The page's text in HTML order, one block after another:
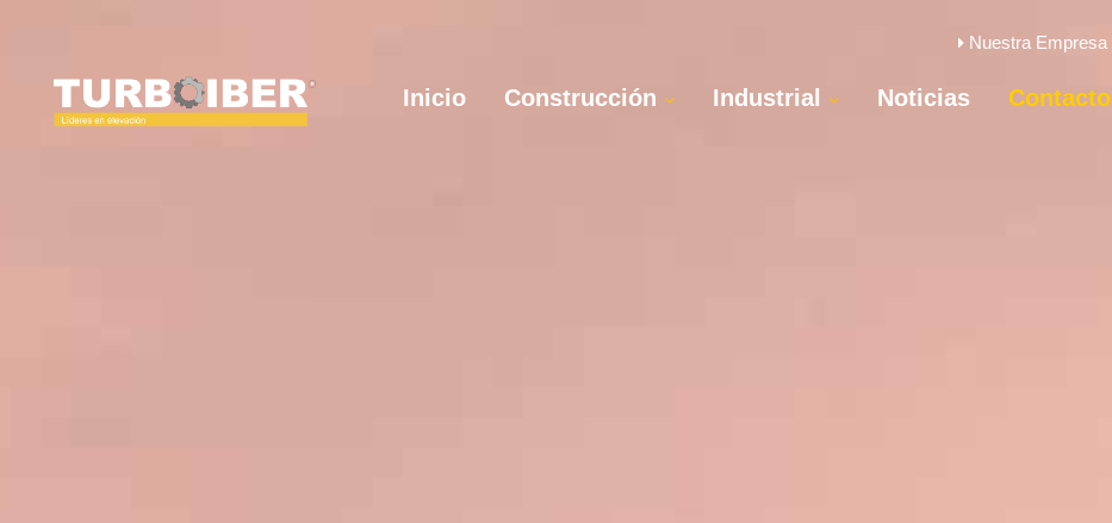
Nuestra Empresa
Inicio Construcción Industrial Noticias Contacto